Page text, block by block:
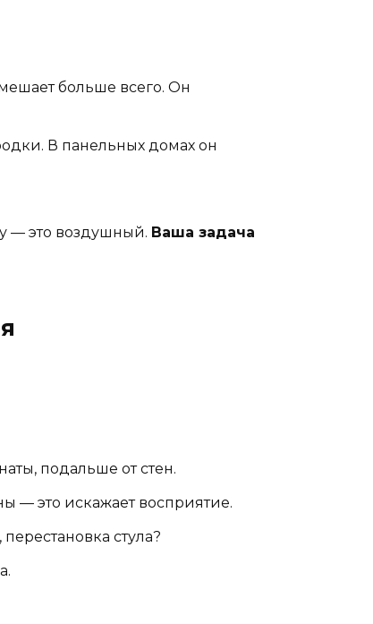
больше всего. Он
В панельных домах он
— это воздушный. Ваша задача
подальше от стен.
— это искажает восприятие.
стула?